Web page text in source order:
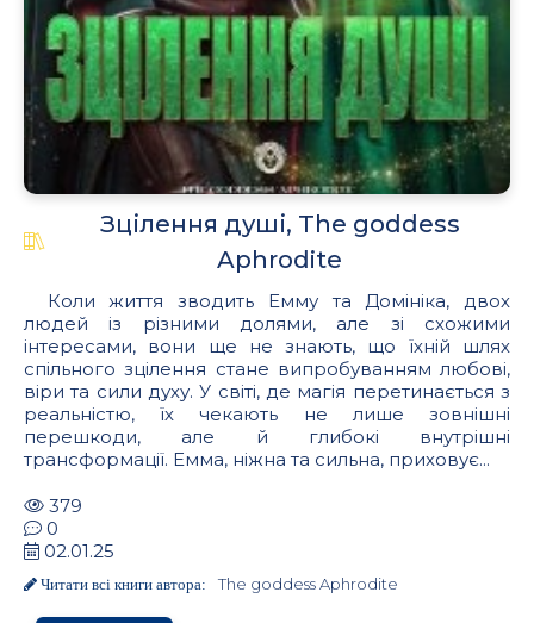
Зцілення душі, The goddess
Aphrodite
Коли життя зводить Емму та Домініка, двох
людей із різними долями, але зі схожими
інтересами, вони ще не знають, що їхній шлях
спільного зцілення стане випробуванням любові,
віри та сили духу. У світі, де магія перетинається з
реальністю, їх чекають не лише зовнішні
перешкоди, але й глибокі внутрішні
трансформації. Емма, ніжна та сильна, приховує...
379
0
02.01.25
Читати всі книги автора: The goddess Aphrodite